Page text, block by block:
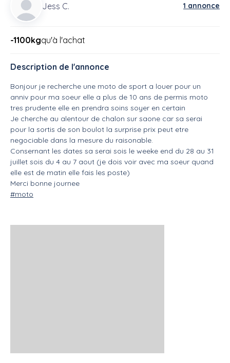
Jess C. 1 annonce
-1100kgqu'à l'achat
Description de l'annonce
Bonjour je recherche une moto de sport a louer pour un
anniv pour ma soeur elle a plus de 10 ans de permis moto
tres prudente elle en prendra soins soyer en certain
Je cherche au alentour de chalon sur saone car sa serai
pour la sortis de son boulot la surprise prix peut etre
negociable dans la mesure du raisonable.
Consernant les dates sa serai sois le weeke end du 28 au 31
juillet sois du 4 au 7 aout (je dois voir avec ma soeur quand
elle est de matin elle fais les poste)
Merci bonne journee
#moto